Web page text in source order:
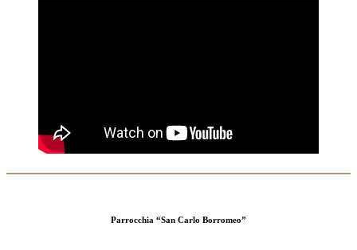
Parrocchia “San Carlo Borromeo”